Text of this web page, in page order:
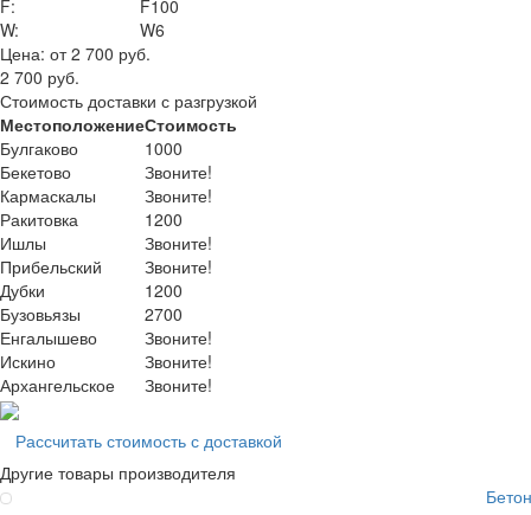
F:
F100
W:
W6
Цена: от 2 700 руб.
2 700 руб.
Стоимость доставки с разгрузкой
МестоположениеСтоимость
Булгаково
1000
Бекетово
Звоните!
Кармаскалы
Звоните!
Ракитовка
1200
Ишлы
Звоните!
Прибельский
Звоните!
Дубки
1200
Бузовьязы
2700
Енгалышево
Звоните!
Искино
Звоните!
Архангельское
Звоните!
Рассчитать стоимость с доставкой
Другие товары производителя